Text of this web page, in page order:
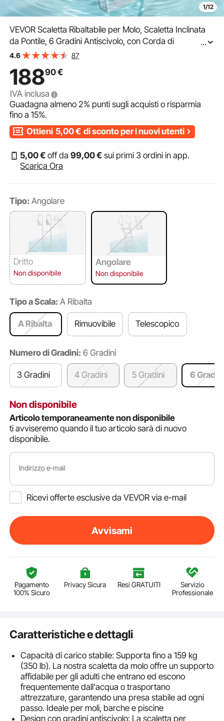
1/12
VEVOR Scaletta Ribaltabile per Molo, Scaletta Inclinata
da Pontile, 6 Gradini Antiscivolo, con Corda di
Sollevamento, Portata Massima 159 kg, Struttura in Lega
...
4.6 87
18890€
IVA inclusa
Guadagna almeno2% punti sugli acquisti o risparmia
fino a15%.
Ottieni 5,00€ di sconto per i nuovi utenti
5,00€ off da99,00€ sui primi 3 ordini in app.
Scarica Ora
Tipo: Angolare
Dritto
Non disponibile
Angolare
Non disponibile
Tipo a Scala: A Ribalta
A Ribalta Rimuovibile Telescopico
Numero di Gradini: 6 Gradini
3 Gradini 4 Gradini 5 Gradini 6 Gradini
Non disponibile
Articolo temporaneamente non disponibile
ti avviseremo quando il tuo articolo sarà di nuovo
disponibile.
Indirizzo e-mail
Ricevi offerte esclusive da VEVOR via e-mail
Avvisami
Pagamento
100% Sicuro
Privacy Sicura Resi GRATUITI
Servizio
Professionale
Caratteristiche e dettagli
Capacità di carico stabile: Supporta fino a 159 kg
(350 lb). La nostra scaletta da molo offre un supporto
affidabile per gli adulti che entrano ed escono
frequentemente dall'acqua o trasportano
attrezzature, garantendo una presa stabile ad ogni
passo. Ideale per moli, barche e piscine
Design con gradini antiscivolo: La scaletta per